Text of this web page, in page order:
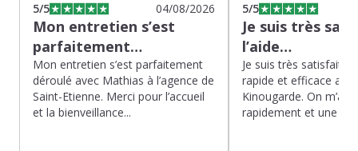
5/5 04/08/2026
Mon entretien s’est
parfaitement…
Mon entretien s’est parfaitement
déroulé avec Mathias à l’agence de
Saint-Etienne. Merci pour l’accueil
et la bienveillance...
5/5
Je suis très
l’aide…
Je suis très satisfaite
rapide et efficace
Kinougarde. On m’a
rapidement et une